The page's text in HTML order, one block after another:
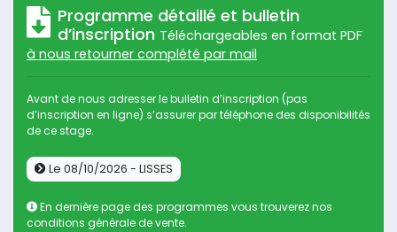
Programme détaillé et bulletin
d’inscription Téléchargeables en format PDF
à nous retourner complété par mail
Avant de nous adresser le bulletin d’inscription (pas
d’inscription en ligne) s’assurer par téléphone des disponibilités
de ce stage.
Le 08/10/2026 - LISSES
En dernière page des programmes vous trouverez nos
conditions générale de vente.